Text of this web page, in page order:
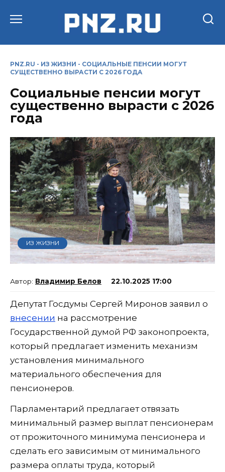
PNZ.RU - ИЗ ЖИЗНИ - СОЦИАЛЬНЫЕ ПЕНСИИ МОГУТ
СУЩЕСТВЕННО ВЫРАСТИ С 2026 ГОДА
Социальные пенсии могут
существенно вырасти с 2026
года
ИЗ ЖИЗНИ
Владимир Белов 22.10.2025 17:00
Депутат Госдумы Сергей Миронов заявил о
внесении на рассмотрение
Государственной думой РФ законопроекта,
который предлагает изменить механизм
установления минимального
материального обеспечения для
пенсионеров.
Парламентарий предлагает отвязать
минимальный размер выплат пенсионерам
от прожиточного минимума пенсионера и
сделать его зависимым от минимального
размера оплаты труда, который